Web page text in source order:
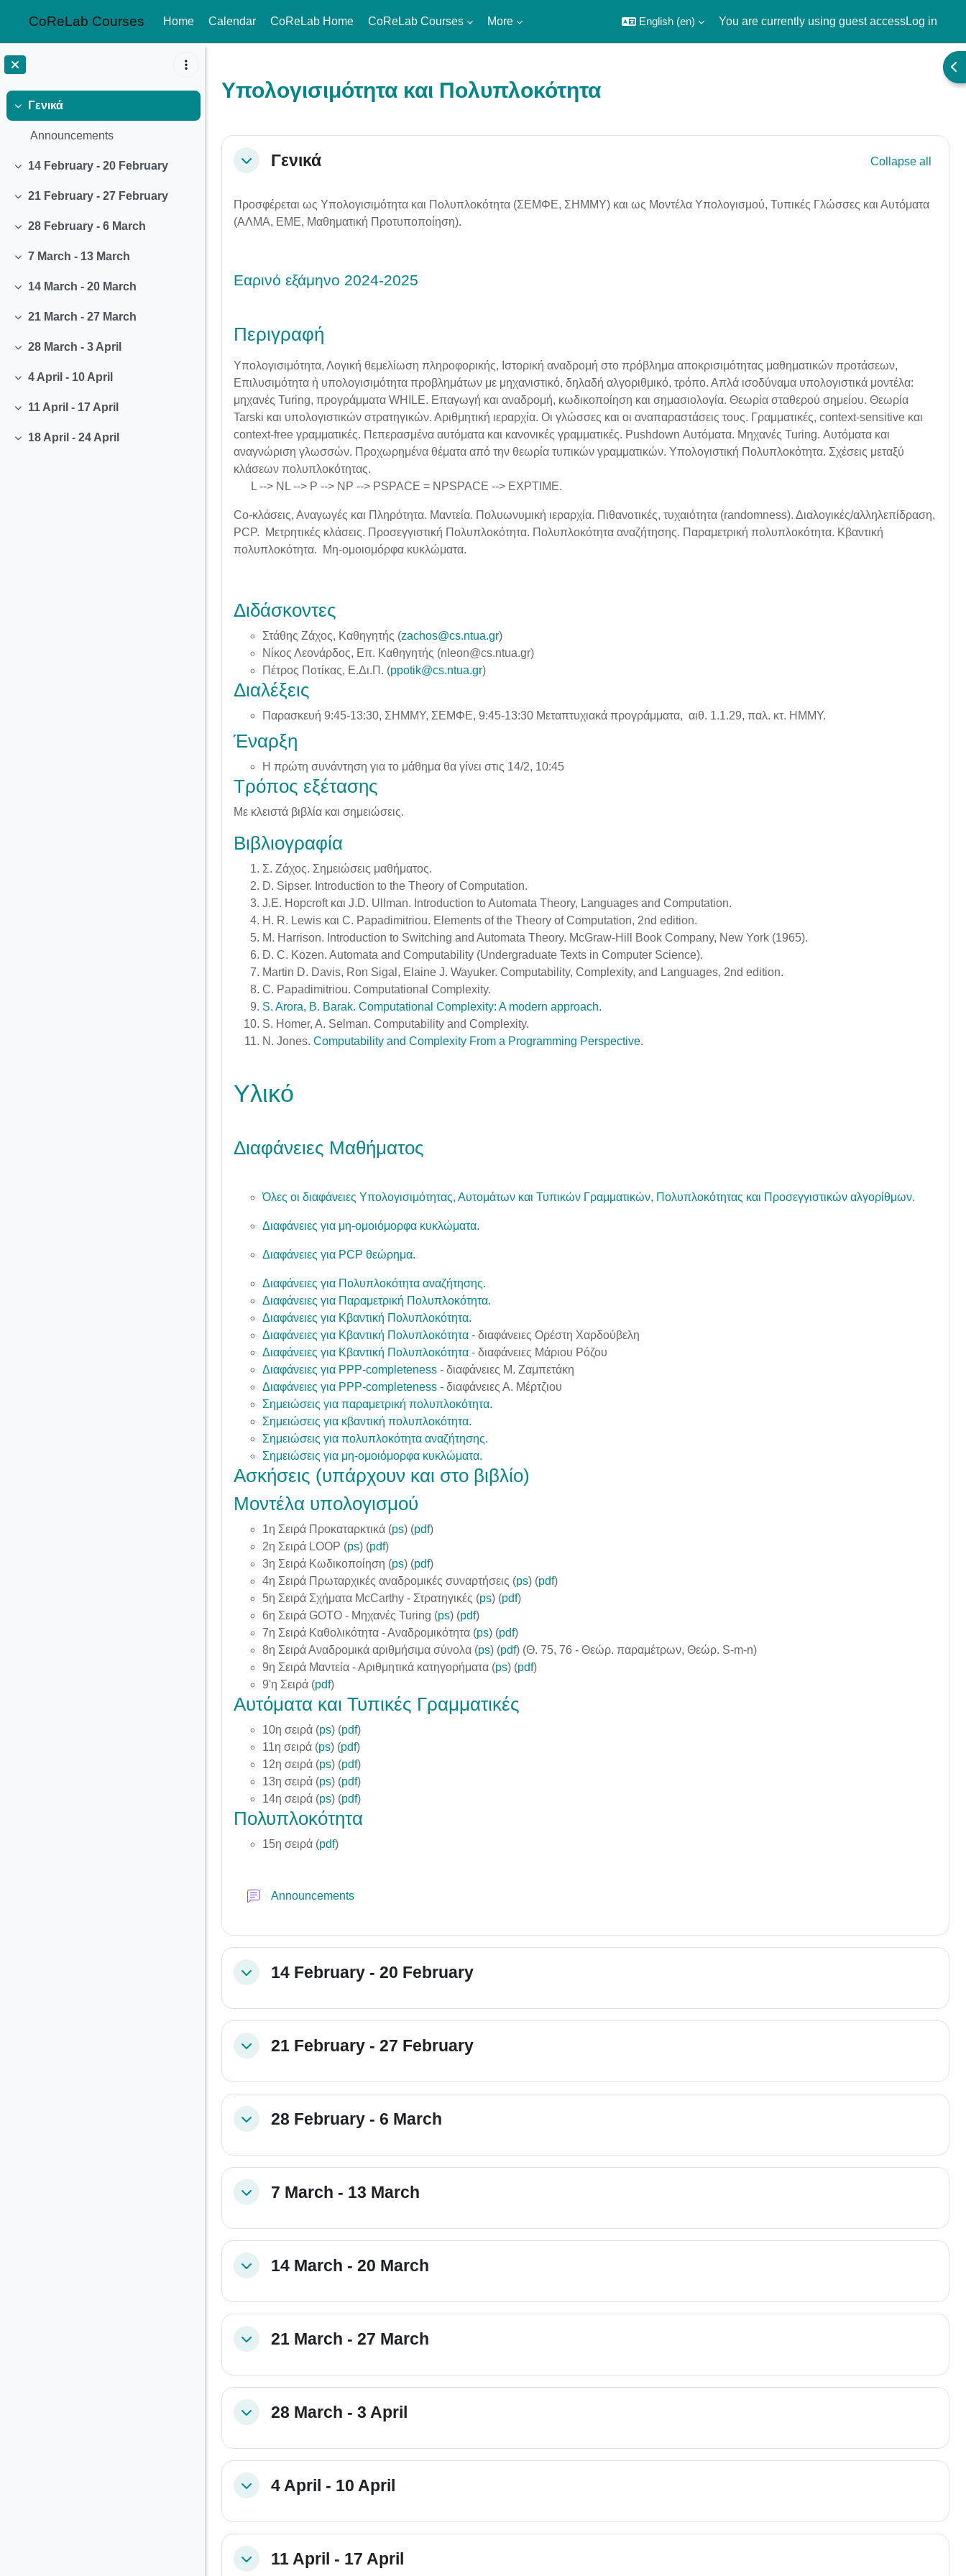
CoReLab Courses Home Calendar CoReLab Home CoReLab Courses More English ‎(en)‎ You are currently using guest accessLog in
Collapse
Γενικά
Announcements
Collapse
14 February - 20 February
Collapse
21 February - 27 February
Collapse
28 February - 6 March
Collapse
7 March - 13 March
Collapse
14 March - 20 March
Collapse
21 March - 27 March
Collapse
28 March - 3 April
Collapse
4 April - 10 April
Collapse
11 April - 17 April
Collapse
18 April - 24 April
Υπολογισιμότητα και Πολυπλοκότητα
Section outline
CollapseΓενικά Collapse all
Προσφέρεται ως Υπολογισιμότητα και Πολυπλοκότητα (ΣΕΜΦΕ, ΣΗΜΜΥ) και ως Μοντέλα Υπολογισμού, Τυπικές Γλώσσες και Αυτόματα
(ΑΛΜΑ, ΕΜΕ, Μαθηματική Προτυποποίηση).
Εαρινό εξάμηνο 2024-2025
Περιγραφή
Υπολογισιμότητα, Λογική θεμελίωση πληροφορικής, Ιστορική αναδρομή στο πρόβλημα αποκρισιμότητας μαθηματικών προτάσεων,
Eπιλυσιμότητα ή υπολογισιμότητα προβλημάτων με μηχανιστικό, δηλαδή αλγοριθμικό, τρόπο. Απλά ισοδύναμα υπολογιστικά μοντέλα:
μηχανές Turing, προγράμματα WHILE. Επαγωγή και αναδρομή, κωδικοποίηση και σημασιολογία. Θεωρία σταθερού σημείου. Θεωρία
Tarski και υπολογιστικών στρατηγικών. Αριθμητική ιεραρχία. Οι γλώσσες και οι αναπαραστάσεις τους. Γραμματικές, context-sensitive και
context-free γραμματικές. Πεπερασμένα αυτόματα και κανονικές γραμματικές. Pushdown Αυτόματα. Μηχανές Turing. Αυτόματα και
αναγνώριση γλωσσών. Προχωρημένα θέματα από την θεωρία τυπικών γραμματικών. Υπολογιστική Πολυπλοκότητα. Σχέσεις μεταξύ
κλάσεων πολυπλοκότητας.
L --> NL --> P --> NP --> PSPACE = NPSPACE --> EXPTIME.
Co-κλάσεις, Αναγωγές και Πληρότητα. Μαντεία. Πολυωνυμική ιεραρχία. Πιθανοτικές, τυχαιότητα (randomness). Διαλογικές/αλληλεπίδραση,
PCP. Μετρητικές κλάσεις. Προσεγγιστική Πολυπλοκότητα. Πολυπλοκότητα αναζήτησης. Παραμετρική πολυπλοκότητα. Κβαντική
πολυπλοκότητα. Μη-ομοιομόρφα κυκλώματα.
Διδάσκοντες
Στάθης Ζάχος, Καθηγητής (zachos@cs.ntua.gr)
Νίκος Λεονάρδος, Επ. Καθηγητής (nleon@cs.ntua.gr)
Πέτρος Ποτίκας, Ε.Δι.Π. (ppotik@cs.ntua.gr)
Διαλέξεις
Παρασκευή 9:45-13:30, ΣΗΜΜΥ, ΣΕΜΦΕ, 9:45-13:30 Μεταπτυχιακά προγράμματα, αιθ. 1.1.29, παλ. κτ. ΗΜΜΥ.
Έναρξη
Η πρώτη συνάντηση για το μάθημα θα γίνει στις 14/2, 10:45
Τρόπος εξέτασης
Με κλειστά βιβλία και σημειώσεις.
Βιβλιογραφία
Σ. Ζάχος. Σημειώσεις μαθήματος.
D. Sipser. Introduction to the Τheory of Computation.
J.E. Hopcroft και J.D. Ullman. Introduction to Automata Theory, Languages and Computation.
H. R. Lewis και C. Papadimitriou. Elements of the Theory of Computation, 2nd edition.
M. Harrison. Introduction to Switching and Automata Theory. McGraw-Hill Book Company, New York (1965).
D. C. Kozen. Automata and Computability (Undergraduate Texts in Computer Science).
Martin D. Davis, Ron Sigal, Elaine J. Wayuker. Computability, Complexity, and Languages, 2nd edition.
C. Papadimitriou. Computational Complexity.
S. Arora, B. Barak. Computational Complexity: A modern approach.
S. Homer, A. Selman. Computability and Complexity.
N. Jones. Computability and Complexity From a Programming Perspective.
Υλικό
Διαφάνειες Μαθήματος
Όλες οι διαφάνειες Υπολογισιμότητας, Αυτομάτων και Τυπικών Γραμματικών, Πολυπλοκότητας και Προσεγγιστικών αλγορίθμων.
Διαφάνειες για μη-ομοιόμορφα κυκλώματα.
Διαφάνειες για PCP θεώρημα.
Διαφάνειες για Πολυπλοκότητα αναζήτησης.
Διαφάνειες για Παραμετρική Πολυπλοκότητα.
Διαφάνειες για Κβαντική Πολυπλοκότητα.
Διαφάνειες για Κβαντική Πολυπλοκότητα - διαφάνειες Ορέστη Χαρδούβελη
Διαφάνειες για Κβαντική Πολυπλοκότητα - διαφάνειες Μάριου Ρόζου
Διαφάνειες για PPP-completeness - διαφάνειες Μ. Ζαμπετάκη
Διαφάνειες για PPP-completeness - διαφάνειες Α. Μέρτζιου
Σημειώσεις για παραμετρική πολυπλοκότητα.
Σημειώσεις για κβαντική πολυπλοκότητα.
Σημειώσεις για πολυπλοκότητα αναζήτησης.
Σημειώσεις για μη-ομοιόμορφα κυκλώματα.
Ασκήσεις (υπάρχουν και στο βιβλίο)
Μοντέλα υπολογισμού
1η Σειρά Προκαταρκτικά (ps) (pdf)
2η Σειρά LOOP (ps) (pdf)
3η Σειρά Κωδικοποίηση (ps) (pdf)
4η Σειρά Πρωταρχικές αναδρομικές συναρτήσεις (ps) (pdf)
5η Σειρά Σχήματα McCarthy - Στρατηγικές (ps) (pdf)
6η Σειρά GOTO - Μηχανές Turing (ps) (pdf)
7η Σειρά Καθολικότητα - Αναδρομικότητα (ps) (pdf)
8η Σειρά Αναδρομικά αριθμήσιμα σύνολα (ps) (pdf) (Θ. 75, 76 - Θεώρ. παραμέτρων, Θεώρ. S-m-n)
9η Σειρά Μαντεία - Αριθμητικά κατηγορήματα (ps) (pdf)
9'η Σειρά (pdf)
Αυτόματα και Τυπικές Γραμματικές
10η σειρά (ps) (pdf)
11η σειρά (ps) (pdf)
12η σειρά (ps) (pdf)
13η σειρά (ps) (pdf)
14η σειρά (ps) (pdf)
Πολυπλοκότητα
15η σειρά (pdf)
Announcements
Collapse14 February - 20 February
Collapse21 February - 27 February
Collapse28 February - 6 March
Collapse7 March - 13 March
Collapse14 March - 20 March
Collapse21 March - 27 March
Collapse28 March - 3 April
Collapse4 April - 10 April
Collapse11 April - 17 April